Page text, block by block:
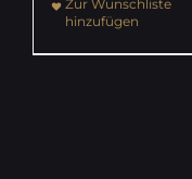
Zur Wunschliste
hinzufügen